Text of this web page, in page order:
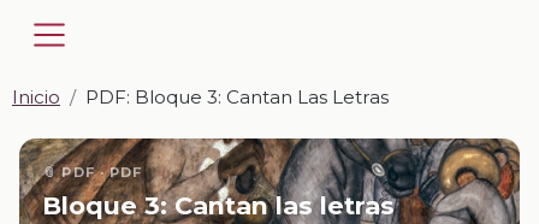
Inicio PDF: Bloque 3: Cantan Las Letras
📎 PDF · PDF
Bloque 3: Cantan las letras